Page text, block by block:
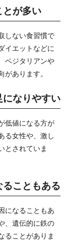
とが多い
しない食習慣で
イエットなどに
ベジタリアンや
あります。
なりやすい
低値になる方が
る女性や、激し
とされていま
こともある
になることもあ
、遺伝的に鉄の
ることがありま